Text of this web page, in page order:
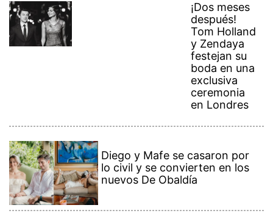
¡Dos meses
después!
Tom Holland
y Zendaya
festejan su
boda en una
exclusiva
ceremonia
en Londres
Diego y Mafe se casaron por
lo civil y se convierten en los
nuevos De Obaldía